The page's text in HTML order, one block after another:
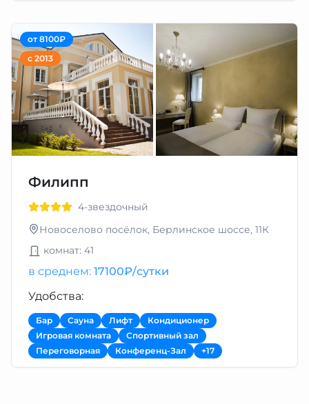
от 8100₽
с 2013
Филипп
4-звездочный
Новоселово посёлок, Берлинское шоссе, 11К
комнат: 41
в среднем: 17100₽/сутки
Удобства:
Бар Сауна Лифт
Кондиционер
Игровая комната
Спортивный зал
Переговорная
Конференц-Зал +17